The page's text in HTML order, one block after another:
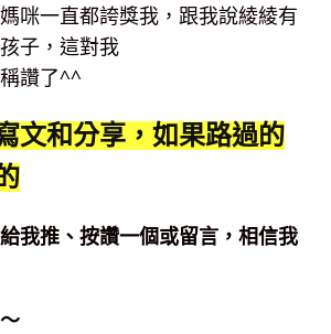
咪一直都誇獎我，跟我說綾綾有
子，這對我
讚了^^
文和分享，如果路過的
我推、按讚一個或留言，相信我